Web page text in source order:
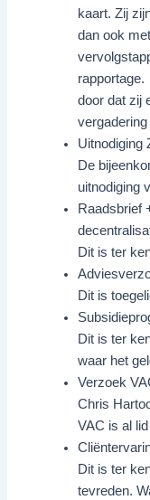
kaart. Zij
dan ook
door dat zij
Uitnodiging
De
uitnodiging
Raadsbrief
Dit is ter
Dit is
Dit is ter
waar het
Verzoek
Chris
VAC is al
Dit is ter
tevreden.